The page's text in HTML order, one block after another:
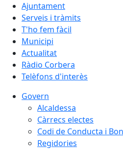
Ajuntament
Serveis i tràmits
T'ho fem fàcil
Municipi
Actualitat
Ràdio Corbera
Telèfons d'interès
Govern
Alcaldessa
Càrrecs electes
Codi de Conducta i
Regidories